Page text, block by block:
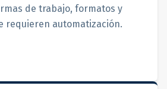
de trabajo, formatos y
requieren automatización.